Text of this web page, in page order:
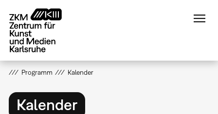
zum
Inhalt
Programm Kalender
Kalender